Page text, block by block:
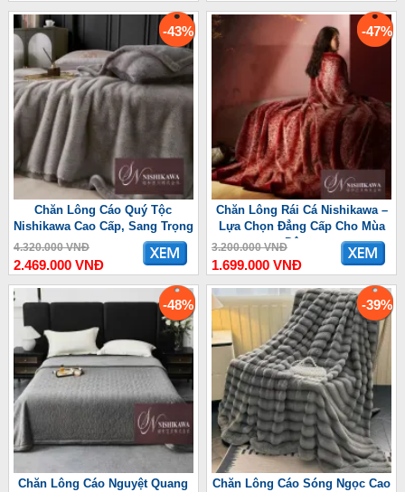
-43%
Chăn Lông Cáo Quý Tộc
Nishikawa Cao Cấp, Sang Trọng
4.320.000 VNĐ
2.469.000 VNĐ
-47%
Chăn Lông Rái Cá Nishikawa –
Lựa Chọn Đẳng Cấp Cho Mùa
Đông
3.200.000 VNĐ
1.699.000 VNĐ
-48%
Chăn Lông Cáo Nguyệt Quang
-39%
Chăn Lông Cáo Sóng Ngọc Cao